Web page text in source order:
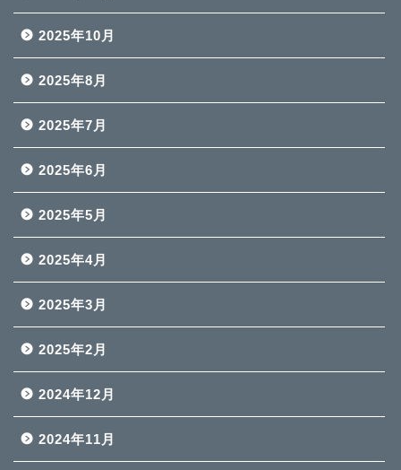
2025年10月
2025年8月
2025年7月
2025年6月
2025年5月
2025年4月
2025年3月
2025年2月
2024年12月
2024年11月